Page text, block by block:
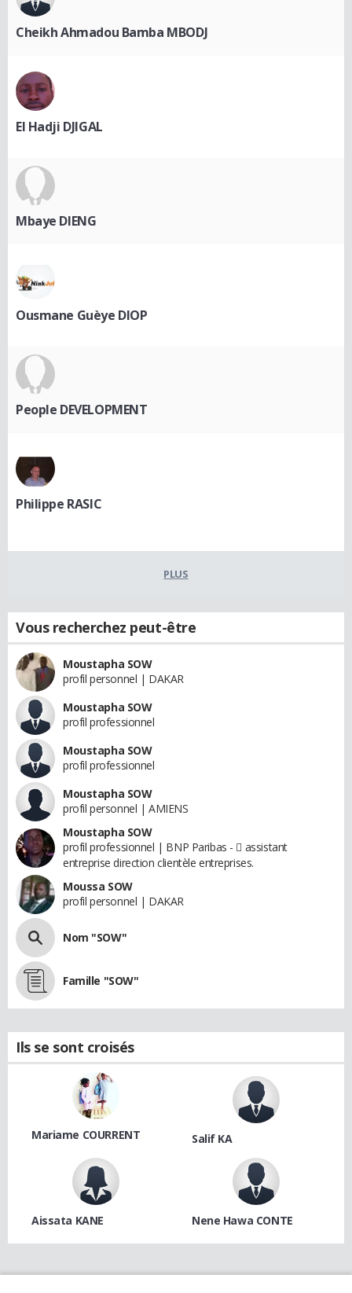
Cheikh Ahmadou Bamba MBODJ
El Hadji DJIGAL
Mbaye DIENG
Ousmane Guèye DIOP
People DEVELOPMENT
Philippe RASIC
PLUS
Vous recherchez peut-être
Moustapha SOW
profil personnel | DAKAR
Moustapha SOW
profil professionnel
Moustapha SOW
profil professionnel
Moustapha SOW
profil personnel | AMIENS
Moustapha SOW
profil professionnel | BNP Paribas -  assistant
entreprise direction clientèle entreprises.
Moussa SOW
profil personnel | DAKAR
Nom "SOW"
Famille "SOW"
Ils se sont croisés
Mariame COURRENT Salif KA
Aissata KANE Nene Hawa CONTE